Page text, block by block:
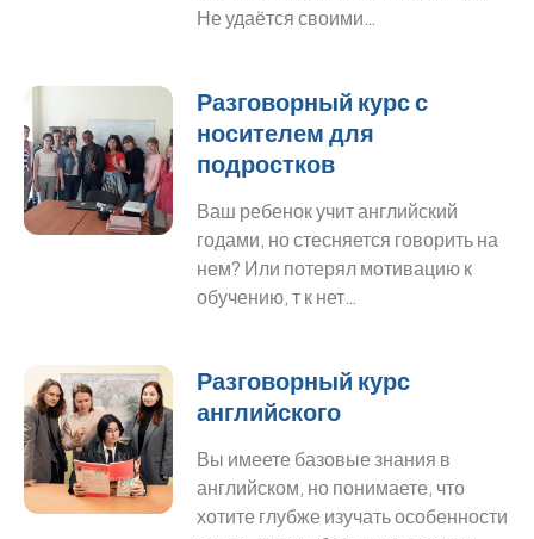
Не удаётся своими…
Разговорный курс с
носителем для
подростков
Ваш ребенок учит английский
годами, но стесняется говорить на
нем? Или потерял мотивацию к
обучению, т к нет…
Разговорный курс
английского
Вы имеете базовые знания в
английском, но понимаете, что
хотите глубже изучать особенности